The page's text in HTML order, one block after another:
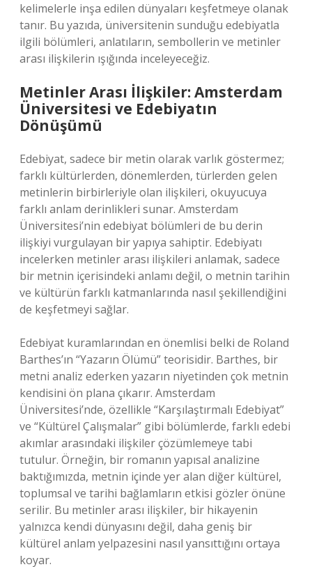
kelimelerle inşa edilen dünyaları keşfetmeye olanak
tanır. Bu yazıda, üniversitenin sunduğu edebiyatla
ilgili bölümleri, anlatıların, sembollerin ve metinler
arası ilişkilerin ışığında inceleyeceğiz.
Metinler Arası İlişkiler: Amsterdam
Üniversitesi ve Edebiyatın
Dönüşümü
Edebiyat, sadece bir metin olarak varlık göstermez;
farklı kültürlerden, dönemlerden, türlerden gelen
metinlerin birbirleriyle olan ilişkileri, okuyucuya
farklı anlam derinlikleri sunar. Amsterdam
Üniversitesi’nin edebiyat bölümleri de bu derin
ilişkiyi vurgulayan bir yapıya sahiptir. Edebiyatı
incelerken metinler arası ilişkileri anlamak, sadece
bir metnin içerisindeki anlamı değil, o metnin tarihin
ve kültürün farklı katmanlarında nasıl şekillendiğini
de keşfetmeyi sağlar.
Edebiyat kuramlarından en önemlisi belki de Roland
Barthes’ın “Yazarın Ölümü” teorisidir. Barthes, bir
metni analiz ederken yazarın niyetinden çok metnin
kendisini ön plana çıkarır. Amsterdam
Üniversitesi’nde, özellikle “Karşılaştırmalı Edebiyat”
ve “Kültürel Çalışmalar” gibi bölümlerde, farklı edebi
akımlar arasındaki ilişkiler çözümlemeye tabi
tutulur. Örneğin, bir romanın yapısal analizine
baktığımızda, metnin içinde yer alan diğer kültürel,
toplumsal ve tarihi bağlamların etkisi gözler önüne
serilir. Bu metinler arası ilişkiler, bir hikayenin
yalnızca kendi dünyasını değil, daha geniş bir
kültürel anlam yelpazesini nasıl yansıttığını ortaya
koyar.